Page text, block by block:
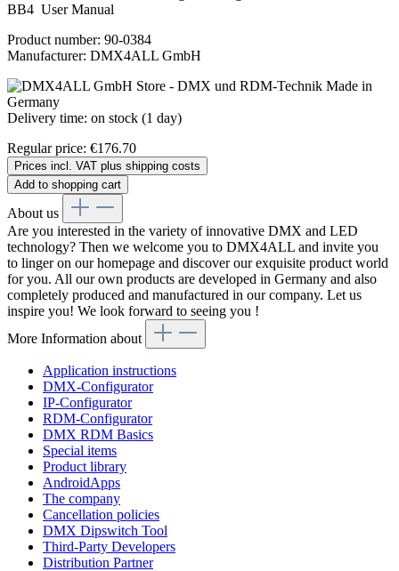
BB4 User Manual
Product number: 90-0384
Manufacturer: DMX4ALL GmbH
Delivery time: on stock (1 day)
Regular price: €176.70
Prices incl. VAT plus shipping costs
Add to shopping cart
About us
Are you interested in the variety of innovative DMX and LED
technology? Then we welcome you to DMX4ALL and invite you
to linger on our homepage and discover our exquisite product world
for you. All our own products are developed in Germany and also
completely produced and manufactured in our company. Let us
inspire you! We look forward to seeing you !
More Information about
Application instructions
DMX-Configurator
IP-Configurator
RDM-Configurator
DMX RDM Basics
Special items
Product library
AndroidApps
The company
Cancellation policies
DMX Dipswitch Tool
Third-Party Developers
Distribution Partner